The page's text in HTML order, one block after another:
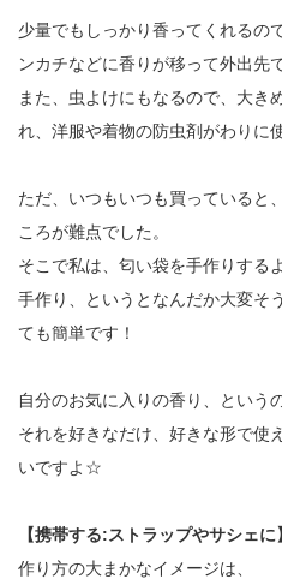
少量でもしっかり香ってくれるの
ンカチなどに香りが移って外出先
また、虫よけにもなるので、大き
れ、洋服や着物の防虫剤がわりに
ただ、いつもいつも買っていると
ころが難点でした。
そこで私は、匂い袋を手作りする
手作り、というとなんだか大変そ
ても簡単です！
自分のお気に入りの香り、という
それを好きなだけ、好きな形で使
いですよ☆
【携帯する:ストラップやサシェに】
作り方の大まかなイメージは、